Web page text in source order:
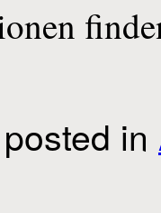
in